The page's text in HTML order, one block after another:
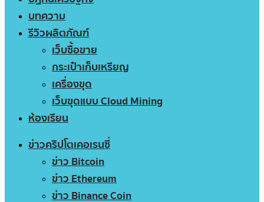
บทความ
รีวิวผลิตภัณฑ์
เว็บซื้อขาย
กระเป๋าเก็บเหรียญ
เครื่องขุด
เว็บขุดแบบ Cloud Mining
ห้องเรียน
ข่าวคริปโตเคอเรนซี่
ข่าว Bitcoin
ข่าว Ethereum
ข่าว Binance Coin